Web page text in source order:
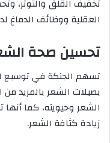
تخفيف القلق والتوتر،
العقلية ووظائف الدماغ
تحسين صحة
تسهم الجنكة في توسيع
بصيلات الشعر بالمزيد من
الشعر وحيويته، كما
زيادة كثافة الشعر.